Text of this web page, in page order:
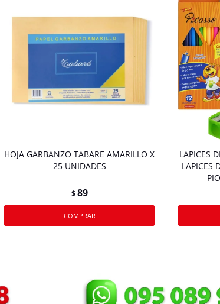
HOJA GARBANZO TABARE AMARILLO X
25 UNIDADES
$89
LAPICES
LAPICES